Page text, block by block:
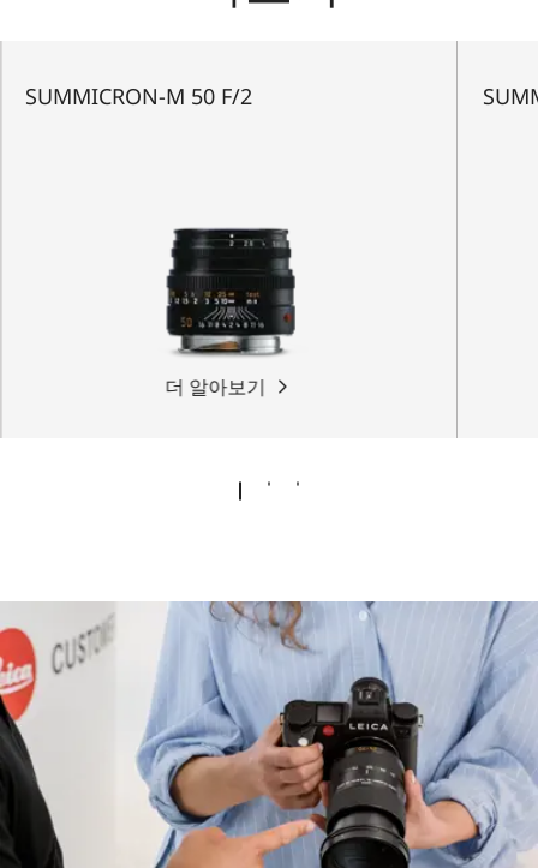
SUMMICRON-M 50 F/2
더 알아보기